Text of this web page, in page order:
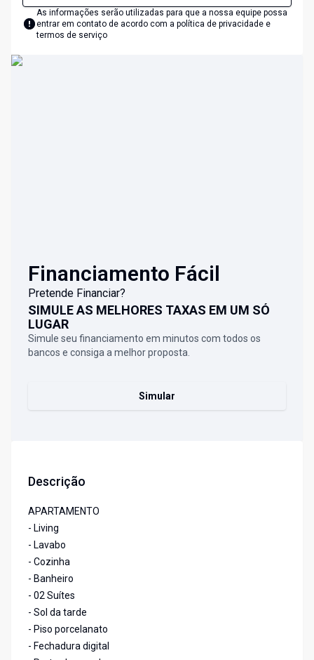
As informações serão utilizadas para que a nossa equipe possa
entrar em contato de acordo com a política de privacidade e
termos de serviço
Financiamento Fácil
Pretende Financiar?
SIMULE AS MELHORES TAXAS EM UM SÓ
LUGAR
Simule seu financiamento em minutos com todos os
bancos e consiga a melhor proposta.
Simular
Descrição
APARTAMENTO
- Living
- Lavabo
- Cozinha
- Banheiro
- 02 Suítes
- Sol da tarde
- Piso porcelanato
- Fechadura digital